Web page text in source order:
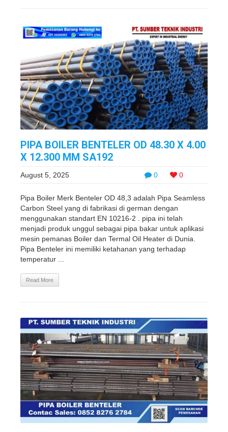
PIPA BOILER BENTELER OD 48.30 X 4.00
X 12.300 MM SA192
0 0
August 5, 2025
Pipa Boiler Merk Benteler OD 48,3 adalah Pipa Seamless
Carbon Steel yang di fabrikasi di german dengan
menggunakan standart EN 10216-2 . pipa ini telah
menjadi produk unggul sebagai pipa bakar untuk aplikasi
mesin pemanas Boiler dan Termal Oil Heater di Dunia.
Pipa Benteler ini memiliki ketahanan yang terhadap
temperatur ...
Read More